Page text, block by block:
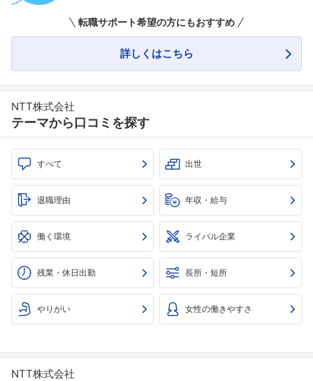
転職サポート希望の方にもおすすめ
詳しくはこちら
NTT株式会社
テーマから口コミを探す
すべて 出世
退職理由 年収・給与
働く環境 ライバル企業
残業・休日出勤 長所・短所
やりがい 女性の働きやすさ
NTT株式会社